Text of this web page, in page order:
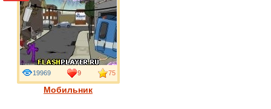
Мобильник
19969 9 75